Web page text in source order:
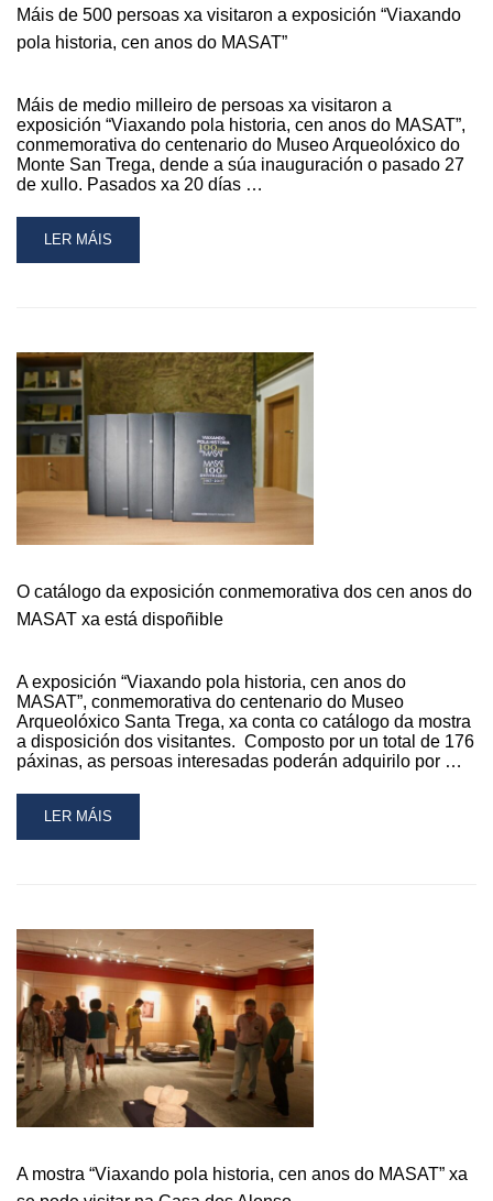
NO
CENTRO
CULTURAL
Máis de 500 persoas xa visitaron a exposición “Viaxando
pola historia, cen anos do MASAT”
Máis de medio milleiro de persoas xa visitaron a
exposición “Viaxando pola historia, cen anos do MASAT”,
conmemorativa do centenario do Museo Arqueolóxico do
Monte San Trega, dende a súa inauguración o pasado 27
de xullo. Pasados xa 20 días …
READ
MORE
500
PERSOAS
XA
VISITARON
A
EXPOSICIÓN
“VIAXANDO
CEN
DO
MASAT”
LER MÁIS
O catálogo da exposición conmemorativa dos cen anos do
MASAT xa está dispoñible
A exposición “Viaxando pola historia, cen anos do
MASAT”, conmemorativa do centenario do Museo
Arqueolóxico Santa Trega, xa conta co catálogo da mostra
a disposición dos visitantes. Composto por un total de 176
páxinas, as persoas interesadas poderán adquirilo por …
READ
MORE
EXPOSICIÓN
CONMEMORATIVA
DOS
CEN
ANOS
DO
MASAT
XA
LER MÁIS
A mostra “Viaxando pola historia, cen anos do MASAT” xa